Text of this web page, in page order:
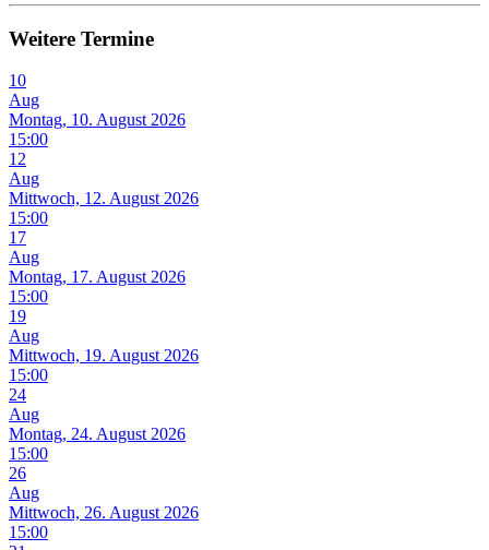
Weitere Termine
10
Aug
Montag, 10. August 2026
15:00
12
Aug
Mittwoch, 12. August 2026
15:00
17
Aug
Montag, 17. August 2026
15:00
19
Aug
Mittwoch, 19. August 2026
15:00
24
Aug
Montag, 24. August 2026
15:00
26
Aug
Mittwoch, 26. August 2026
15:00